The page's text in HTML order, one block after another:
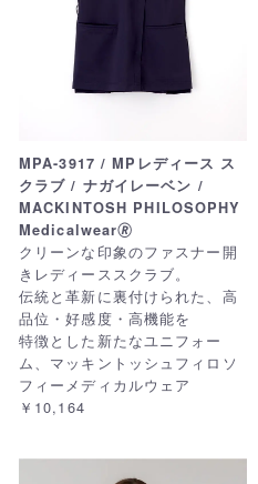
MPA-3917 / MPレディース ス
クラブ / ナガイレーベン /
MACKINTOSH PHILOSOPHY
Medicalwear🄬
クリーンな印象のファスナー開
きレディーススクラブ。
伝統と革新に裏付けられた、高
品位・好感度・高機能を
特徴とした新たなユニフォー
ム、マッキントッシュフィロソ
フィーメディカルウェア
￥10,164